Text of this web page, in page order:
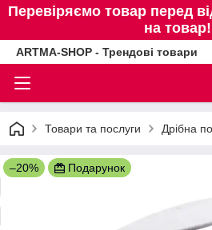
Перевіряємо товар перед
на товар!
ARTMA-SHOP - Трендові товари
Товари та послуги Дрібна
–20% Подарунок